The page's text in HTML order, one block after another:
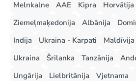
Melnkalne
AAE Kipra Horvātija
Ziemeļmaķedonija
Albānija
Indija
Ukraina - Karpati Maldīvija
Ukraina
Šrilanka Tanzānija
Ungārija
Lielbritānija Vjetnama